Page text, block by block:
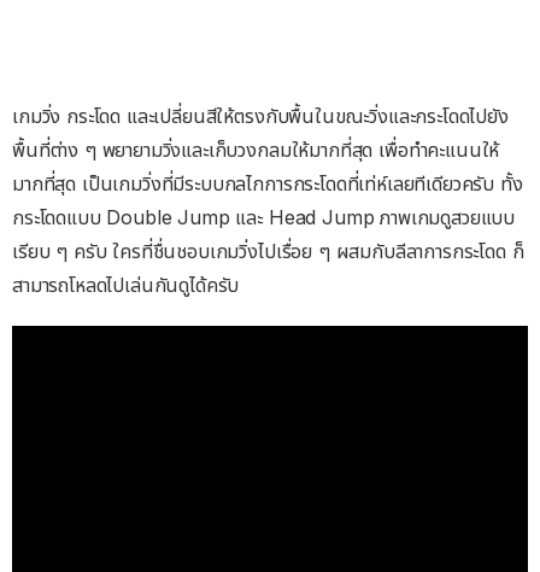
เกมวิ่ง กระโดด และเปลี่ยนสีให้ตรงกับพื้นในขณะวิ่งและกระโดดไปยัง
พื้นที่ต่าง ๆ พยายามวิ่งและเก็บวงกลมให้มากที่สุด เพื่อทำคะแนนให้
มากที่สุด เป็นเกมวิ่งที่มีระบบกลไกการกระโดดที่เท่ห์เลยทีเดียวครับ ทั้ง
กระโดดแบบ Double Jump และ Head Jump ภาพเกมดูสวยแบบ
เรียบ ๆ ครับ ใครที่ชื่นชอบเกมวิ่งไปเรื่อย ๆ ผสมกับลีลาการกระโดด ก็
สามารถโหลดไปเล่นกันดูได้ครับ